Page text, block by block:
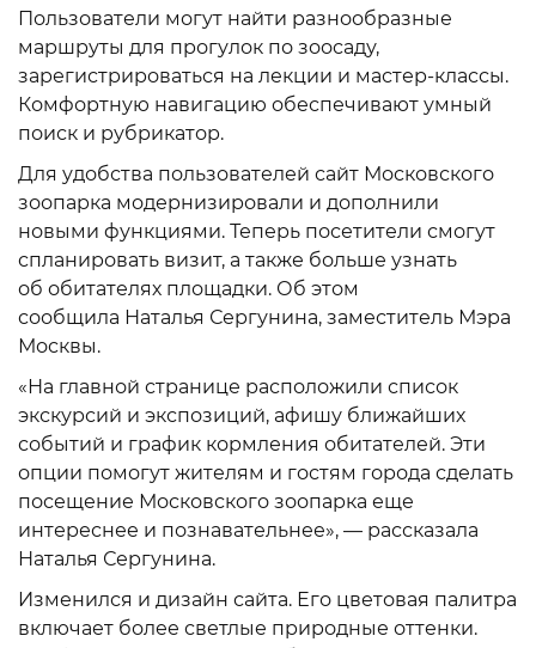
Пользователи могут найти разнообразные
маршруты для прогулок по зоосаду,
зарегистрироваться на лекции и мастер-классы.
Комфортную навигацию обеспечивают умный
поиск и рубрикатор.
Для удобства пользователей сайт Московского
зоопарка модернизировали и дополнили
новыми функциями. Теперь посетители смогут
спланировать визит, а также больше узнать
об обитателях площадки. Об этом
сообщила Наталья Сергунина, заместитель Мэра
Москвы.
«На главной странице расположили список
экскурсий и экспозиций, афишу ближайших
событий и график кормления обитателей. Эти
опции помогут жителям и гостям города сделать
посещение Московского зоопарка еще
интереснее и познавательнее», — рассказала
Наталья Сергунина.
Изменился и дизайн сайта. Его цветовая палитра
включает более светлые природные оттенки.